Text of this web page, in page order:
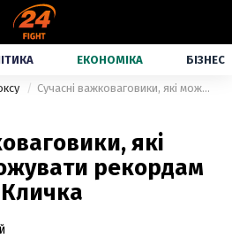
ЕКОНОМІКА БІЗНЕС
Сучасні важковаговики, які можуть загрожувати рекордам Володимира Кличка
які
рекордам